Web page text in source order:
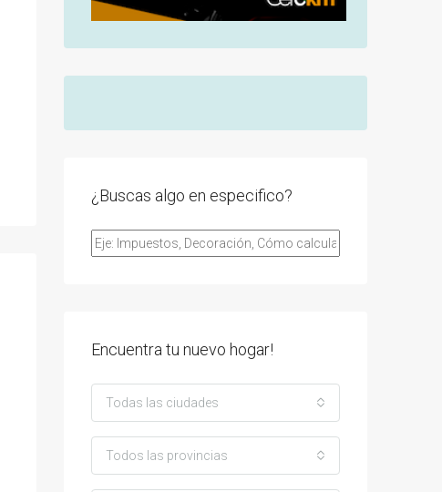
¿Buscas algo en especifico?
Encuentra tu nuevo hogar!
Todas las ciudades
Todos las provincias